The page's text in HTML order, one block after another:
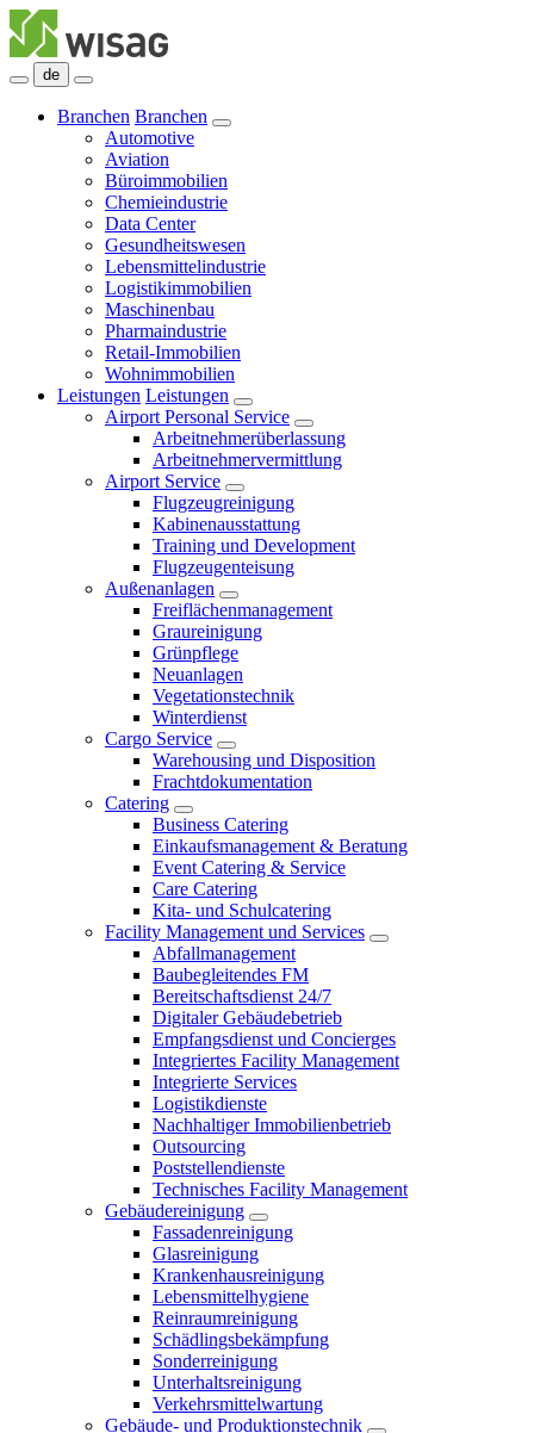
de
Branchen Branchen
Automotive
Aviation
Büroimmobilien
Chemieindustrie
Data Center
Gesundheitswesen
Lebensmittelindustrie
Logistikimmobilien
Maschinenbau
Pharmaindustrie
Retail-Immobilien
Wohnimmobilien
Leistungen Leistungen
Airport Personal Service
Arbeitnehmerüberlassung
Arbeitnehmervermittlung
Airport Service
Flugzeugreinigung
Kabinenausstattung
Training und Development
Flugzeugenteisung
Außenanlagen
Freiflächenmanagement
Graureinigung
Grünpflege
Neuanlagen
Vegetationstechnik
Winterdienst
Cargo Service
Warehousing und Disposition
Frachtdokumentation
Catering
Business Catering
Einkaufsmanagement & Beratung
Event Catering & Service
Care Catering
Kita- und Schulcatering
Facility Management und Services
Abfallmanagement
Baubegleitendes FM
Bereitschaftsdienst 24/7
Digitaler Gebäudebetrieb
Empfangsdienst und Concierges
Integriertes Facility Management
Integrierte Services
Logistikdienste
Nachhaltiger Immobilienbetrieb
Outsourcing
Poststellendienste
Technisches Facility Management
Gebäudereinigung
Fassadenreinigung
Glasreinigung
Krankenhausreinigung
Lebensmittelhygiene
Reinraumreinigung
Schädlingsbekämpfung
Sonderreinigung
Unterhaltsreinigung
Verkehrsmittelwartung
Gebäude- und Produktionstechnik